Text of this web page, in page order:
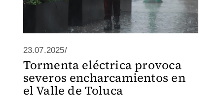
23.07.2025/
Tormenta eléctrica provoca
severos encharcamientos en
el Valle de Toluca